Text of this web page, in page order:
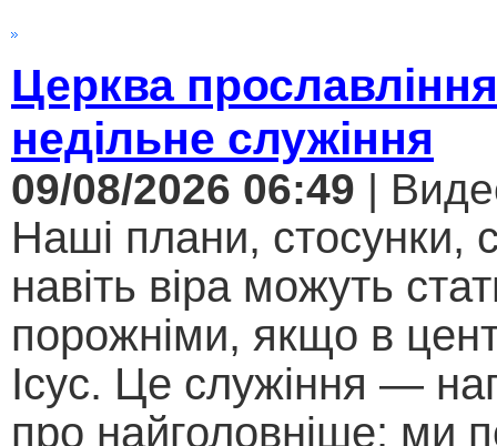
Церква
недільне служіння
09/08/2026 06:49 |
Наші плани, стосунки,
навіть віра можуть
порожніми, якщо в
Ісус. Це служіння —
про найголовніше: ми